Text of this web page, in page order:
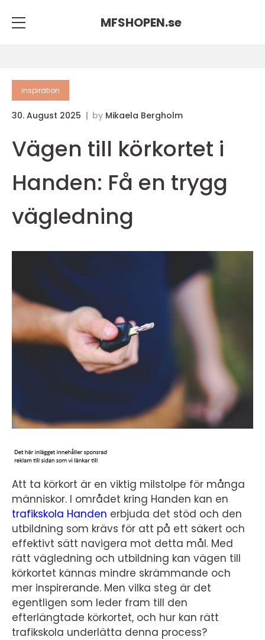
MFSHOPEN.se
inspiration
30. August 2025 by Mikaela Bergholm
Vägen till körkortet i
Handen: Få en trygg
vägledning
Att ta körkort är en viktig milstolpe för många
människor. I området kring Handen kan en
trafikskola Handen erbjuda det stöd och den
utbildning som krävs för att på ett säkert och
effektivt sätt navigera mot detta mål. Med
rätt vägledning och utbildning kan vägen till
körkortet kännas mindre skrämmande och
mer inspirerande. Men vilka steg är det
egentligen som leder fram till den
efterlängtade körkortet, och hur kan rätt
trafikskola underlätta denna process?